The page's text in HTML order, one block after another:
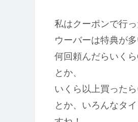
私はクーポンで行
ウーバーは特典が
何回頼んだらいくら
とか、
いくら以上買った
とか、いろんなタ